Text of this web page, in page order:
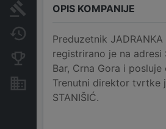
Arhiva sudskih objava
Promjene
Konkurentne kompanije
Nekretnine i imovina
OPIS KOMPANIJE
Preduzetnik JADRANKA
registrirano je na adresi
Bar, Crna Gora i posluje
Trenutni direktor tvrtke
STANIŠIĆ.